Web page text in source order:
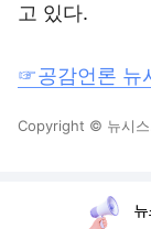
고 있다.
☞공감언론 뉴
Copyright © 뉴시스